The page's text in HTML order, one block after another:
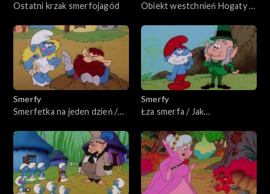
Ostatni krzak smerfojagód
Obiekt westchnień Hogaty /
Smerfy
Smerfetka na jeden dzień /
Smerfy
Łza smerfa / Jak